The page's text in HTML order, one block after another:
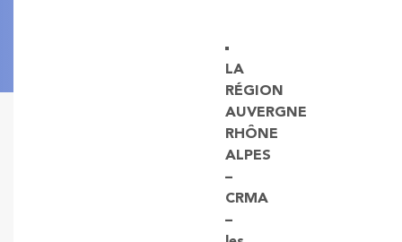
LA
RÉGION
AUVERGNE
RHÔNE
ALPES
–
CRMA
–